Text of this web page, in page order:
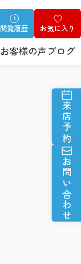
閲覧履歴 お気に入り
お客様の声ブログ
来店予約
お問い合わせ